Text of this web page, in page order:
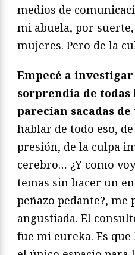
medios de
mi abuela, por
mujeres. Pero de la
Empecé a investigar
sorprendía de
parecían sacadas
hablar de todo eso,
presión, de la culpa
cerebro… ¿Y como
temas sin hacer un
peñazo pedante?, me
angustiada. El
fue mi eureka. Es